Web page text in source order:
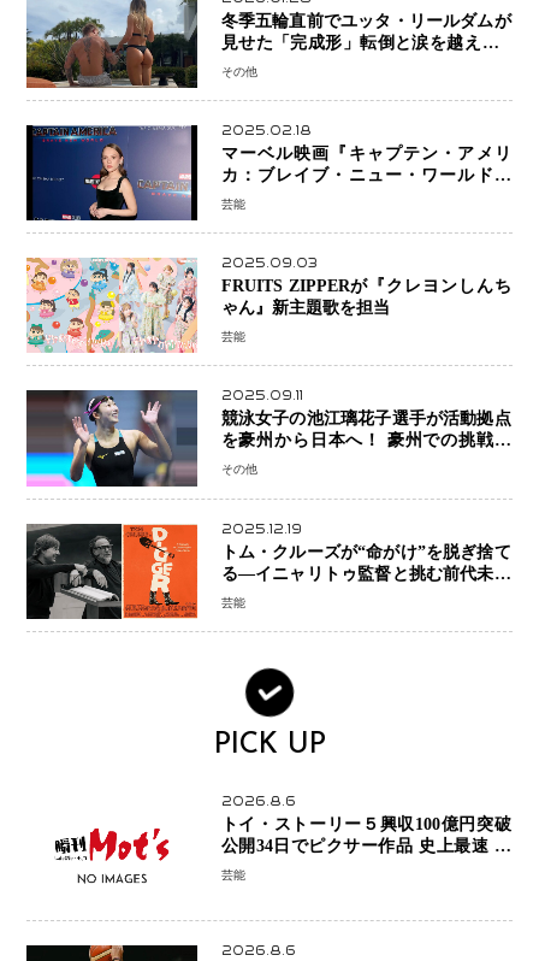
冬季五輪直前でユッタ・リールダムが
見せた「完成形」転倒と涙を越えて─
ミラノで金を狙うオランダ女王の現在
その他
2025.02.18
マーベル映画『キャプテン・アメリ
カ：ブレイブ・ニュー・ワールド』
新ブラック・ウィドウ役のシラ・ハー
芸能
2025.09.03
FRUITS ZIPPERが『クレヨンしんち
ゃん』新主題歌を担当
芸能
2025.09.11
競泳女子の池江璃花子選手が活動拠点
を豪州から日本へ！ 豪州での挑戦を
糧に、28年ロサンゼルス五輪へ再始動
その他
2025.12.19
トム・クルーズが“命がけ”を脱ぎ捨て
る―イニャリトゥ監督と挑む前代未聞
の大惨事コメディ「DIGGER ディガ
芸能
PICK UP
2026.8.6
トイ・ストーリー５興収100億円突破
公開34日でピクサー作品 史上最速 日
本歴代シリーズ最高更新も目前
芸能
2026.8.6